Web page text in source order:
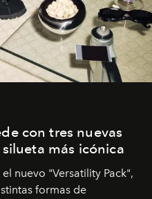
con tres nuevas
más icónica
nuevo "Versatility Pack",
formas de